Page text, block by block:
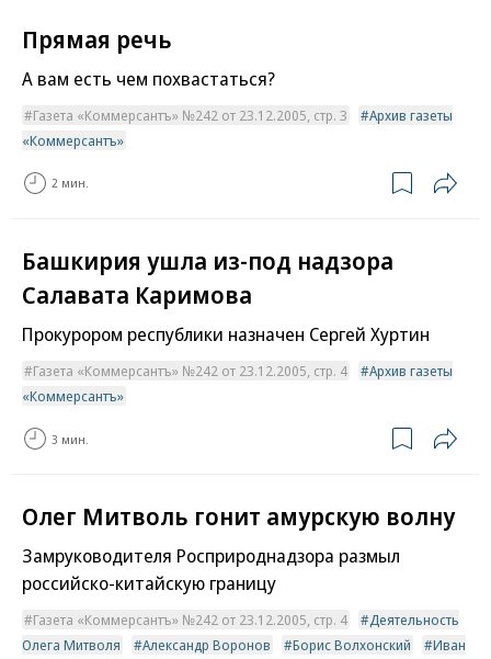
Прямая речь
А вам есть чем похвастаться?
Газета «Коммерсантъ» №242 от 23.12.2005, стр. 3
Архив газеты
«Коммерсантъ»
2 мин.
Башкирия ушла из-под надзора
Салавата Каримова
Прокурором республики назначен Сергей Хуртин
Газета «Коммерсантъ» №242 от 23.12.2005, стр. 4
Архив газеты
«Коммерсантъ»
3 мин.
Олег Митволь гонит амурскую волну
Замруководителя Росприроднадзора размыл
российско-китайскую границу
Газета «Коммерсантъ» №242 от 23.12.2005, стр. 4
Деятельность
Олега Митволя
Александр Воронов Борис Волхонский
Иван